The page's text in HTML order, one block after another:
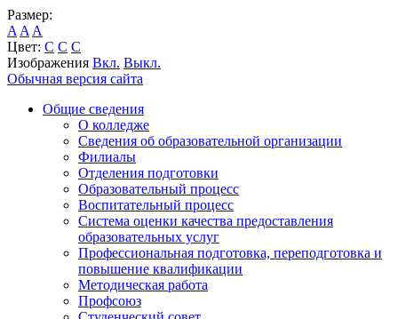
Размер:
A A A
Цвет: C C C
Изображения Вкл. Выкл.
Обычная версия сайта
Общие сведения
О колледже
Сведения об образовательной организации
Филиалы
Отделения подготовки
Образовательный процесс
Воспитательный процесс
Система оценки качества предоставления
образовательных услуг
Профессиональная подготовка, переподготовка и
повышение квалификации
Методическая работа
Профсоюз